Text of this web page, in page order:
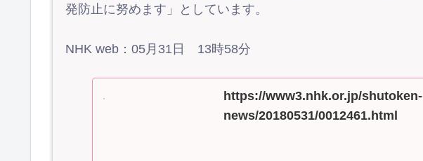
発防止に努めます」としています。
NHK web：05月31日 13時58分
https://www3.nhk.or.jp/shutoken-
news/20180531/0012461.html